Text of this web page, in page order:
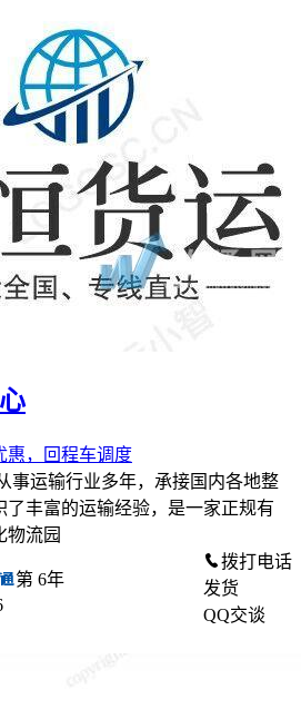
惠，回程车调度
事运输行业多年，承接国内各地整
了丰富的运输经验，是一家正规有
物流园
第 6年
拨打电话
发货
QQ交谈